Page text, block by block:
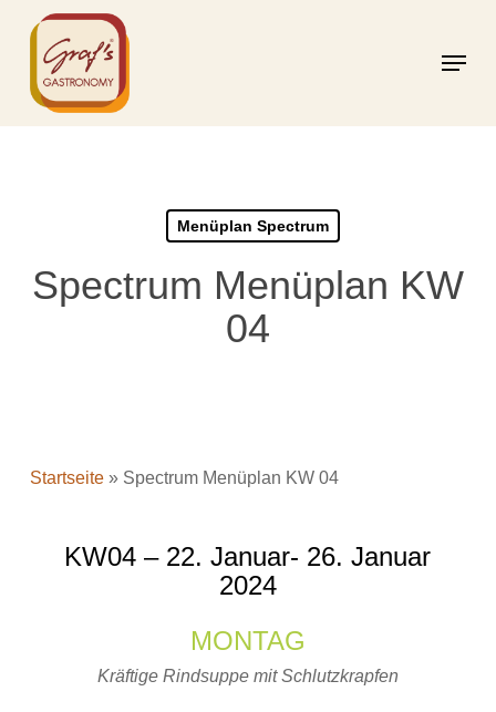
content
Menu
Menüplan Spectrum
Spectrum Menüplan KW
04
Startseite» Spectrum Menüplan KW 04
KW04 – 22. Januar- 26. Januar
2024
MONTAG
Kräftige Rindsuppe mit Schlutzkrapfen